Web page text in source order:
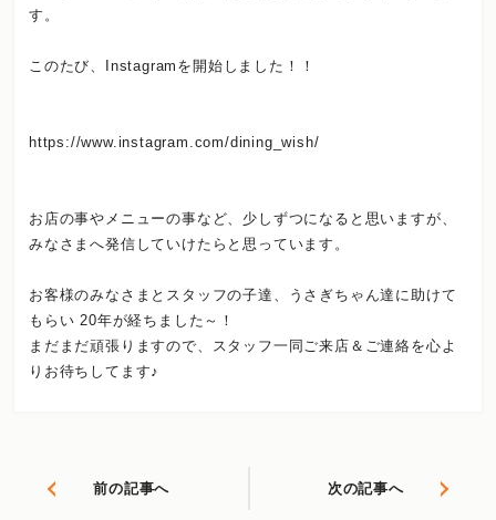
す。
このたび、Instagramを開始しました！！
https://www.instagram.com/dining_wish/
お店の事やメニューの事など、少しずつになると思いますが、
みなさまへ発信していけたらと思っています。
お客様のみなさまとスタッフの子達、うさぎちゃん達に助けて
もらい 20年が経ちました～！
まだまだ頑張りますので、スタッフ一同ご来店＆ご連絡を心よ
りお待ちしてます♪
前の記事へ 次の記事へ